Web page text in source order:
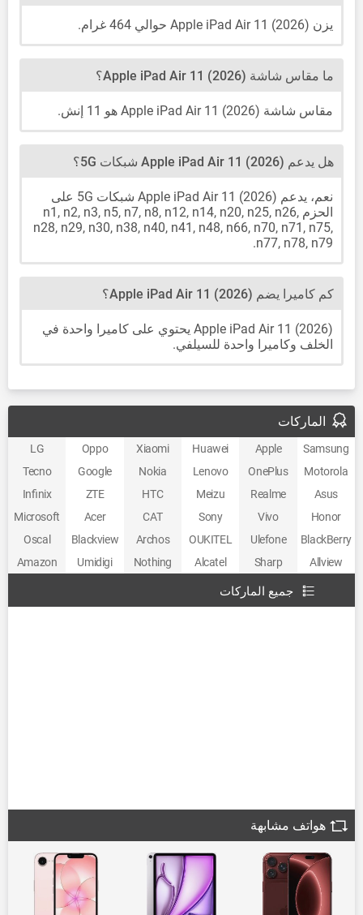
يزن Apple iPad Air 11 (2026) حوالي 464 غرام.
ما مقاس شاشة Apple iPad Air 11 (2026)؟
مقاس شاشة Apple iPad Air 11 (2026) هو 11 إنش.
هل يدعم Apple iPad Air 11 (2026) شبكات 5G؟
نعم، يدعم Apple iPad Air 11 (2026) شبكات 5G على
الحزم n1, n2, n3, n5, n7, n8, n12, n14, n20, n25, n26,
n28, n29, n30, n38, n40, n41, n48, n66, n70, n71, n75,
n77, n78, n79.
كم كاميرا يضم Apple iPad Air 11 (2026)؟
Apple iPad Air 11 (2026) يحتوي على كاميرا واحدة في
الخلف وكاميرا واحدة للسيلفي.
الماركات
Samsung
Apple
Huawei
Xiaomi
Oppo
LG
Motorola
OnePlus
Lenovo
Nokia
Google
Tecno
Asus
Realme
Meizu
HTC
ZTE
Infinix
Honor
Vivo
Sony
CAT
Acer
Microsoft
BlackBerry
Ulefone
OUKITEL
Archos
Blackview
Oscal
Allview
Sharp
Alcatel
Nothing
Umidigi
Amazon
جميع الماركات
هواتف مشابهة